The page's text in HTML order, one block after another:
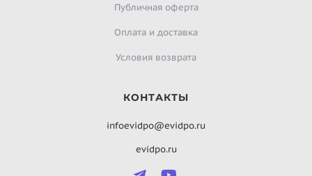
Публичная оферта
Оплата и доставка
Условия возврата
КОНТАКТЫ
infoevidpo@evidpo.ru
evidpo.ru